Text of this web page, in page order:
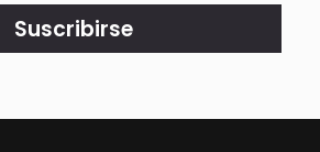
Suscribirse